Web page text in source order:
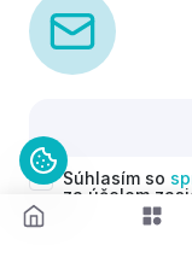
Súhlasím so
za účelom
(newsletterov)
Nariadenia